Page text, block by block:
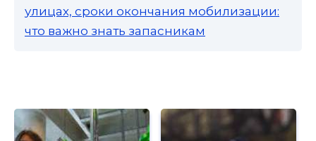
улицах, сроки окончания мобилизации:
что важно знать запасникам